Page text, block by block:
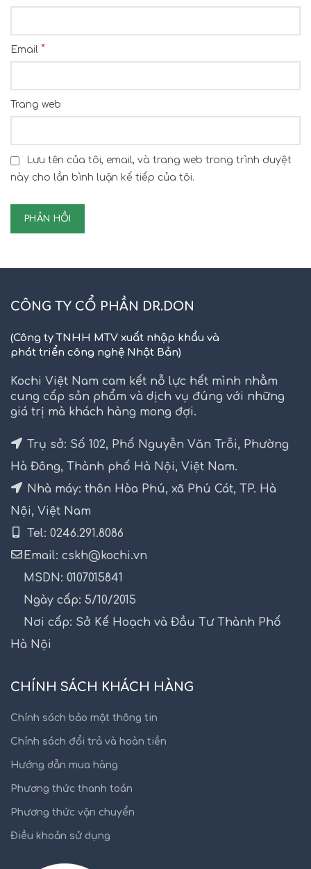
Email *
Trang web
Lưu tên của tôi, email, và trang web trong trình duyệt
này cho lần bình luận kế tiếp của tôi.
CÔNG TY CỔ PHẦN DR.DON
(Công ty TNHH MTV xuất nhập khẩu và
phát triển công nghệ Nhật Bản)
Kochi Việt Nam cam kết nỗ lực hết mình nhằm
cung cấp sản phẩm và dịch vụ đúng với những
giá trị mà khách hàng mong đợi.
Trụ sở: Số 102, Phố Nguyễn Văn Trỗi, Phường
Hà Đông, Thành phố Hà Nội, Việt Nam.
Nhà máy: thôn Hòa Phú, xã Phú Cát, TP. Hà
Nội, Việt Nam
Tel: 0246.291.8086
Email: cskh@kochi.vn
MSDN: 0107015841
Ngày cấp: 5/10/2015
Nơi cấp: Sở Kế Hoạch và Đầu Tư Thành Phố
Hà Nội
CHÍNH SÁCH KHÁCH HÀNG
Chính sách bảo mật thông tin
Chính sách đổi trả và hoàn tiền
Hướng dẫn mua hàng
Phương thức thanh toán
Phương thức vận chuyển
Điều khoản sử dụng